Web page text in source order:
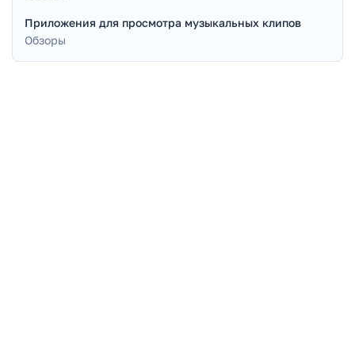
Приложения для просмотра музыкальных клипов
Обзоры